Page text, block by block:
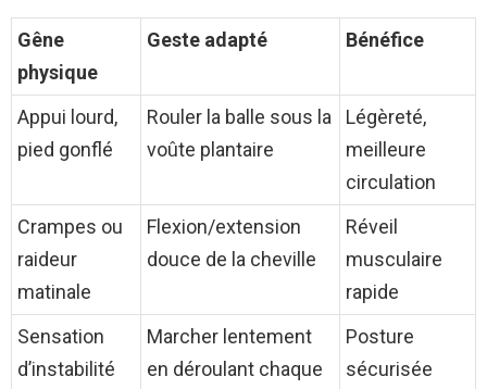
Gêne
physique
Geste adapté Bénéfice
Appui lourd,
pied gonflé
Rouler la balle sous la
voûte plantaire
Légèreté,
meilleure
circulation
Crampes ou
raideur
matinale
Flexion/extension
douce de la cheville
Réveil
musculaire
rapide
Sensation
d’instabilité
Marcher lentement
en déroulant chaque
Posture
sécurisée